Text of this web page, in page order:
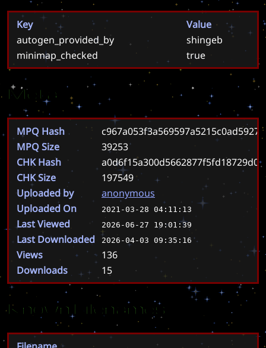
Key
Value
autogen_provided_by
shingeb
minimap_checked
true
Meta
MPQ Hash
MPQ Size
39253
CHK Hash
CHK Size
197549
Uploaded by
anonymous
Uploaded On
2021-03-28 04:11:13
Last Viewed 2026-06-27 19:01:39
Last Downloaded 2026-04-03 09:35:16
Views
136
Downloads
15
Known Filenames